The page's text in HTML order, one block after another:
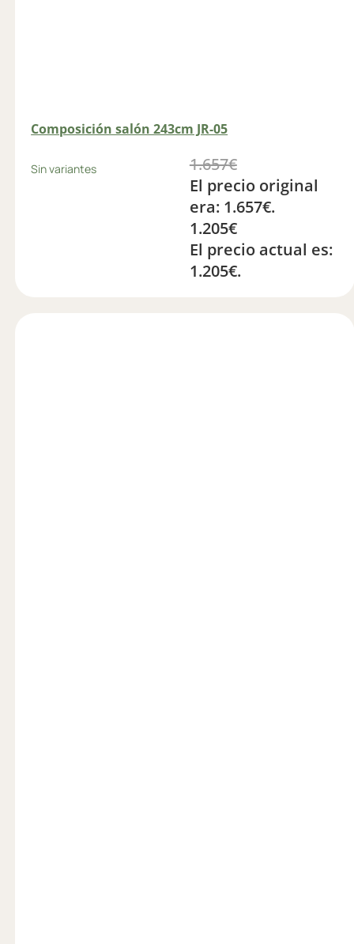
Composición salón 243cm JR-05
Sin variantes 1.657€
El precio original
era: 1.657€.
1.205€
El precio actual es:
1.205€.